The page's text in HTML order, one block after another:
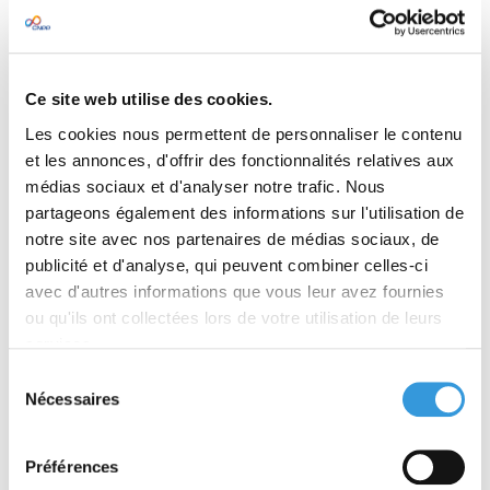
Ce site web utilise des cookies.
Les cookies nous permettent de personnaliser le contenu
et les annonces, d'offrir des fonctionnalités relatives aux
médias sociaux et d'analyser notre trafic. Nous
partageons également des informations sur l'utilisation de
notre site avec nos partenaires de médias sociaux, de
publicité et d'analyse, qui peuvent combiner celles-ci
avec d'autres informations que vous leur avez fournies
ou qu'ils ont collectées lors de votre utilisation de leurs
Nécessaires
Préférences
CONSTRUCTION BIOSOURCÉE :LA SÉCURITÉ
Fiche pratique
LES PRINCIPESDU COMPARTIMENTAGE
Question/Réponse
PLAN D’INTERVENTION ET PLAN
D’ÉVACUATION :QUELLES DIFFÉRENCES ET
OBLIGATIONS D’AFFICHAGE ?
ICPE
QUAND L’ÉLECTRICITÉ JOUE AVEC LE FEU
Sûreté
Marché
En raison d’un taux d’équipement des ménages à
la traine par rapport à de nombreux pays
croissance à deux chiffres depuis une décennie.